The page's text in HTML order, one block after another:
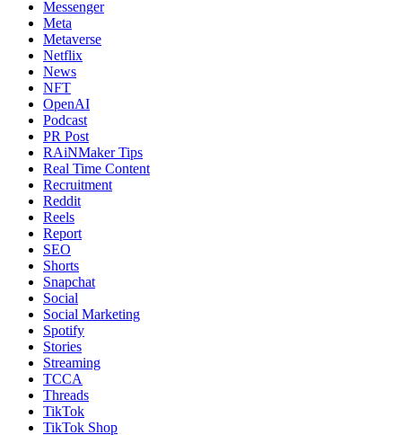
Messenger
Meta
Metaverse
Netflix
News
NFT
OpenAI
Podcast
PR Post
RAiNMaker Tips
Real Time Content
Recruitment
Reddit
Reels
Report
SEO
Shorts
Snapchat
Social
Social Marketing
Spotify
Stories
Streaming
TCCA
Threads
TikTok
TikTok Shop